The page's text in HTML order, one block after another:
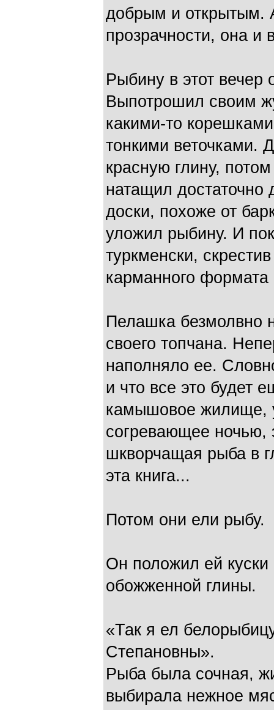
добрым и открытым.
прозрачности, она и
Рыбину в этот
Выпотрошил своим
какими-то
тонкими веточками.
красную глину,
натащил достаточно
доски, похоже от
уложил рыбину. И
туркменски,
карманного формата
Пелашка безмолвно
своего топчана.
наполняло ее.
и что все это будет
камышовое жилище,
согревающее ночью,
шкворчащая рыба в
эта книга...
Потом они ели рыбу.
Он положил ей
обожженной глины.
«Так я ел
Степановны».
Рыба была сочная,
выбирала нежное